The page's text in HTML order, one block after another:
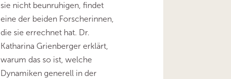
sie nicht beunruhigen, findet
eine der beiden Forscherinnen,
die sie errechnet hat. Dr.
Katharina Grienberger erklärt,
warum das so ist, welche
Dynamiken generell in der